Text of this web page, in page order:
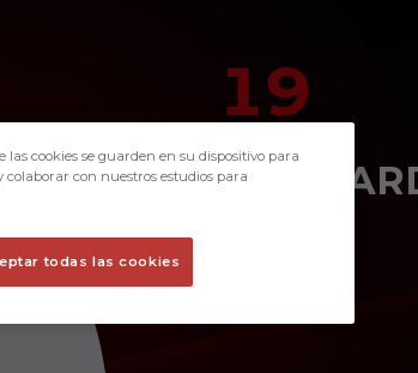
19
las cookies se guarden en su dispositivo para
con nuestros estudios para
todas las cookies